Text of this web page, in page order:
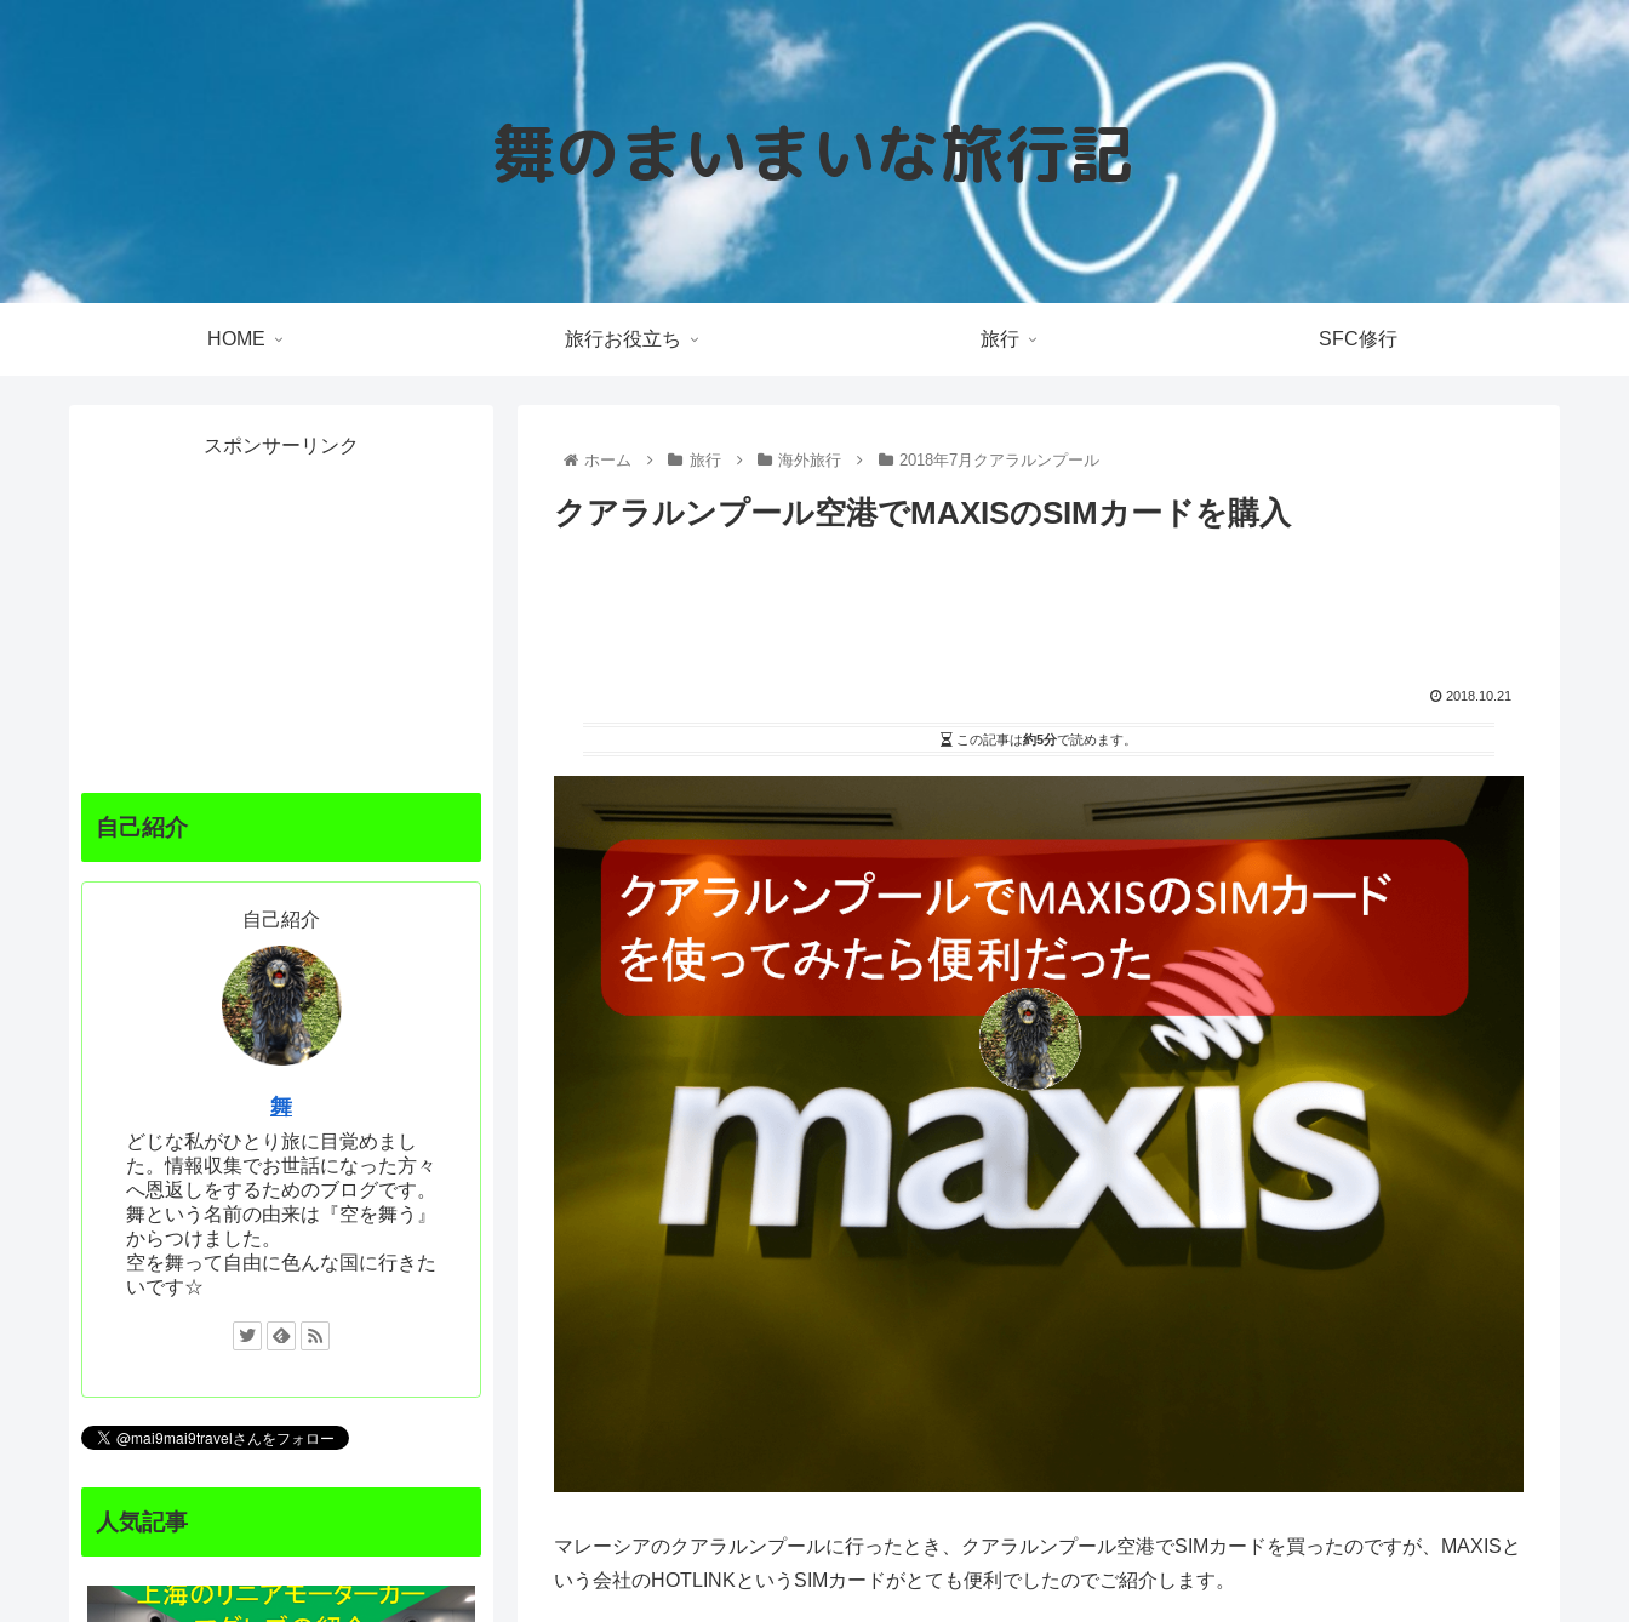
HOME 旅行お役立ち 旅行 SFC修行
ホーム 旅行 海外旅行 2018年7月クアラルンプール
クアラルンプール空港でMAXISのSIMカードを購入
2018.10.21
この記事は約5分で読めます。
マレーシアのクアラルンプールに行ったとき、クアラルンプール空港でSIMカードを買ったのですが、MAXISと
いう会社のHOTLINKというSIMカードがとても便利でしたのでご紹介します。
スポンサーリンク
自己紹介
自己紹介
舞
どじな私がひとり旅に目覚めまし
た。情報収集でお世話になった方々
へ恩返しをするためのブログです。
舞という名前の由来は『空を舞う』
からつけました。
空を舞って自由に色んな国に行きた
いです☆
人気記事